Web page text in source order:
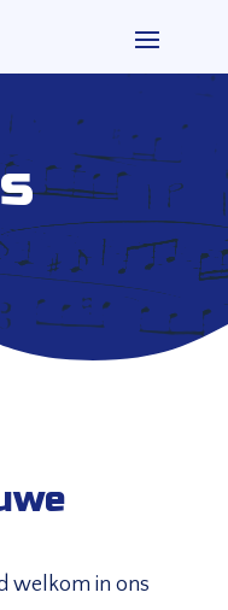
welkom in ons